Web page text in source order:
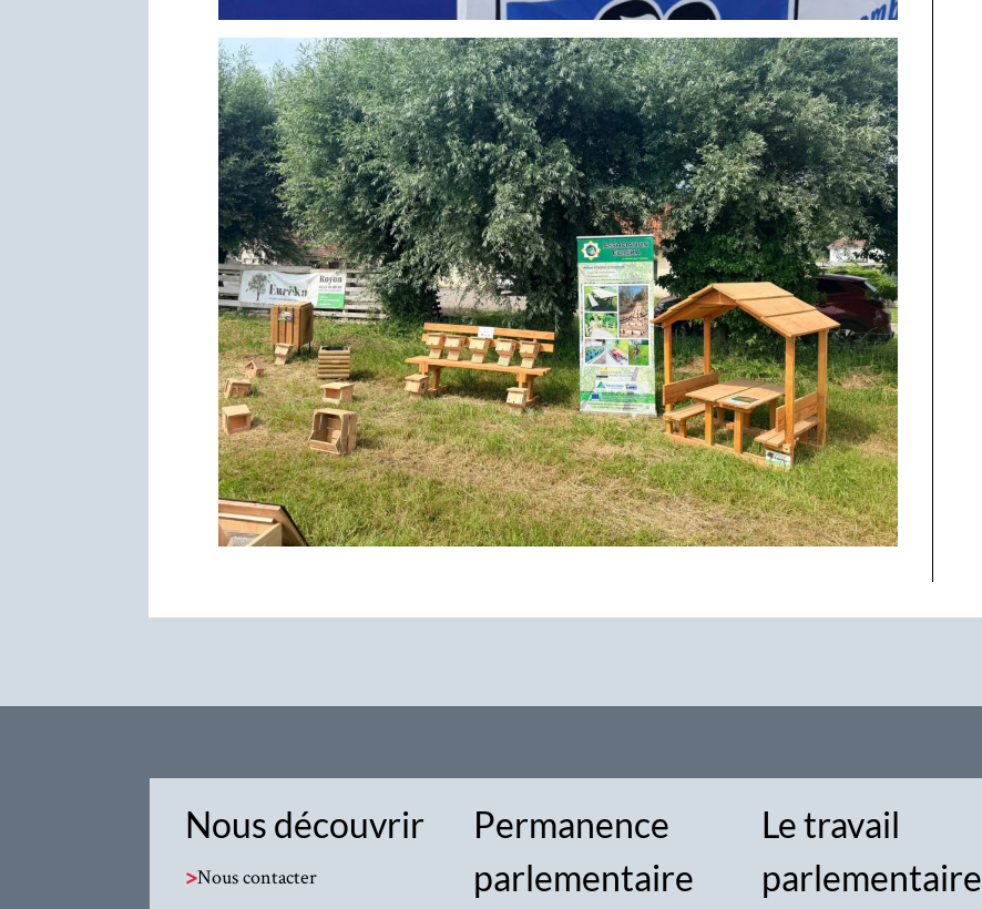
Nous découvrir
>Nous contacter
Permanence
parlementaire
Le travail
parlementaire